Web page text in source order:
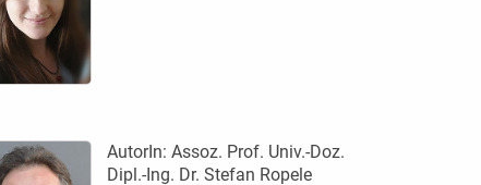
AutorIn: Assoz. Prof. Univ.-Doz.
Dipl.-Ing. Dr. Stefan Ropele